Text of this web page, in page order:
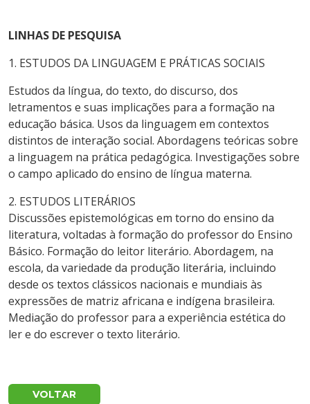
LINHAS DE PESQUISA
1. ESTUDOS DA LINGUAGEM E PRÁTICAS SOCIAIS
Estudos da língua, do texto, do discurso, dos
letramentos e suas implicações para a formação na
educação básica. Usos da linguagem em contextos
distintos de interação social. Abordagens teóricas sobre
a linguagem na prática pedagógica. Investigações sobre
o campo aplicado do ensino de língua materna.
2. ESTUDOS LITERÁRIOS
Discussões epistemológicas em torno do ensino da
literatura, voltadas à formação do professor do Ensino
Básico. Formação do leitor literário. Abordagem, na
escola, da variedade da produção literária, incluindo
desde os textos clássicos nacionais e mundiais às
expressões de matriz africana e indígena brasileira.
Mediação do professor para a experiência estética do
ler e do escrever o texto literário.
VOLTAR